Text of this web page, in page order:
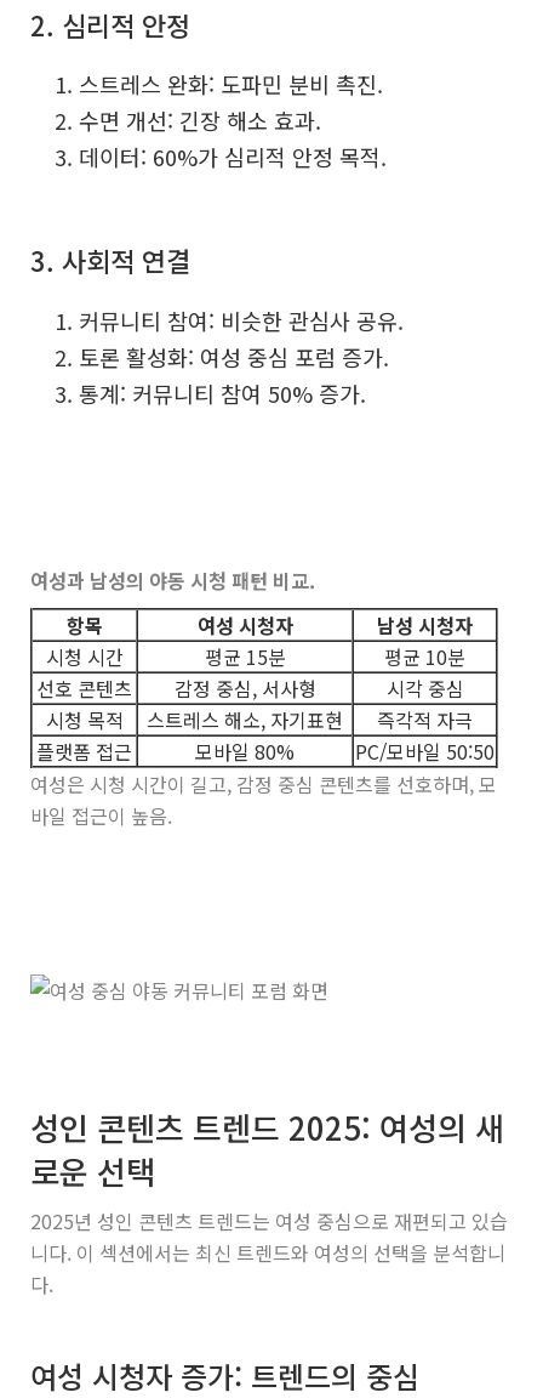
2. 심리적 안정
스트레스 완화: 도파민 분비 촉진.
수면 개선: 긴장 해소 효과.
데이터: 60%가 심리적 안정 목적.
3. 사회적 연결
커뮤니티 참여: 비슷한 관심사 공유.
토론 활성화: 여성 중심 포럼 증가.
통계: 커뮤니티 참여 50% 증가.
여성과 남성의 야동 시청 패턴 비교.
항목
여성 시청자
남성 시청자
시청 시간
평균 15분
평균 10분
선호 콘텐츠
감정 중심, 서사형
시각 중심
시청 목적
스트레스 해소, 자기표현
즉각적 자극
플랫폼 접근
모바일 80%
PC/모바일 50:50
여성은 시청 시간이 길고, 감정 중심 콘텐츠를 선호하며, 모
바일 접근이 높음.
성인 콘텐츠 트렌드 2025: 여성의 새
로운 선택
2025년 성인 콘텐츠 트렌드는 여성 중심으로 재편되고 있습
니다. 이 섹션에서는 최신 트렌드와 여성의 선택을 분석합니
다.
여성 시청자 증가: 트렌드의 중심